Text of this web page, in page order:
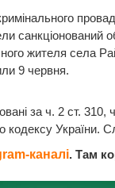
санкціонований
жителя села
9 червня.
за ч. 2 ст. 310,
кодексу України.
каналі. Там